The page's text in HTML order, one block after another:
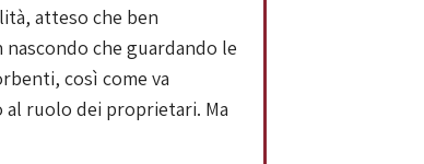
atteso che ben
che guardando le
così come va
al ruolo dei proprietari. Ma